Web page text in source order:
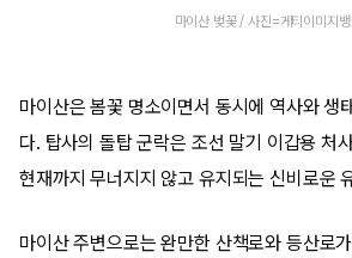
마이산 벚꽃 / 사진=게티이미지
마이산은 봄꽃 명소이면서 동시에 역사와 생
다. 탑사의 돌탑 군락은 조선 말기 이갑용 처
현재까지 무너지지 않고 유지되는 신비로운
마이산 주변으로는 완만한 산책로와 등산로